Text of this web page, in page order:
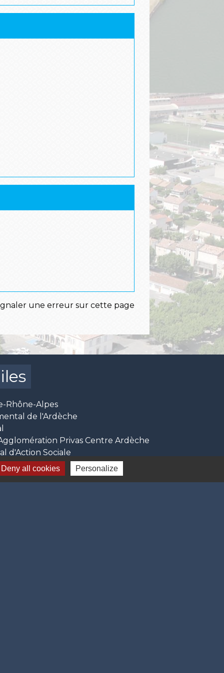
une erreur sur cette page
Rhône-Alpes
de l'Ardèche
Privas Centre Ardèche
d'Action Sociale
all cookies Personalize